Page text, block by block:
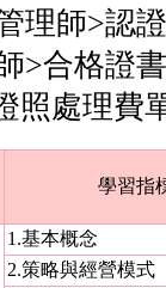
認證者
>合格證
處理費
學習指
1.基本概念
2.策略與經營模式